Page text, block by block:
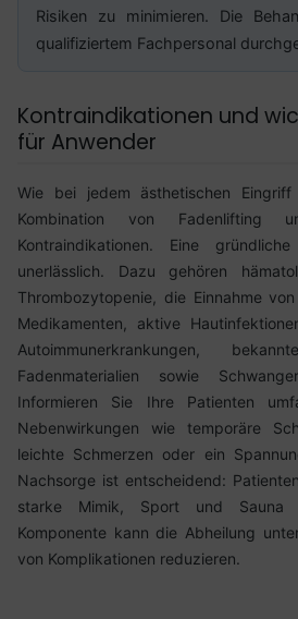
Risiken zu minimieren. Die
qualifiziertem Fachpersonal
Kontraindikationen und
für Anwender
Wie bei jedem ästhetischen
Kombination von Fadenlifting
Kontraindikationen. Eine
unerlässlich. Dazu gehören
Thrombozytopenie, die Einnahme
Medikamenten, aktive
Autoimmunerkrankungen,
Fadenmaterialien sowie
Informieren Sie Ihre Patienten
Nebenwirkungen wie temporäre
leichte Schmerzen oder ein
Nachsorge ist entscheidend:
starke Mimik, Sport und Sauna
Komponente kann die Abheilung
von Komplikationen reduzieren.